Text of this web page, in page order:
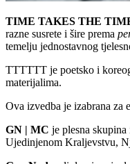
TIME TAKES THE
razne susrete i šire prema
temelju jednostavnog
TTTTTT je poetsko i
materijalima.
Ova izvedba je izabrana za
GN | MC je plesna
Ujedinjenom Kraljevstvu,